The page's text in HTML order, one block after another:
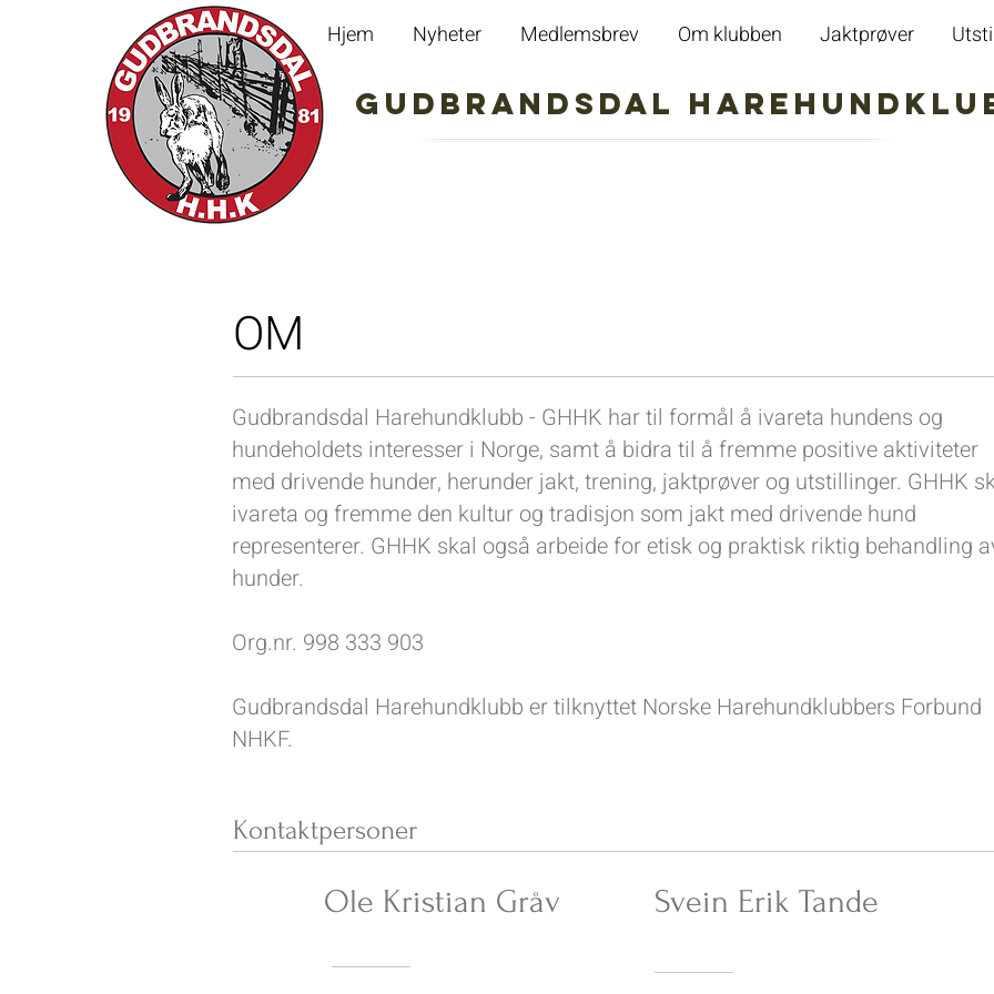
GudbrandsdaL
Hjem Nyheter Medlemsbrev Om klubben Jaktprøver
OM
Gudbrandsdal Harehundklubb - GHHK har til formål å ivareta hundens og
hundeholdets interesser i Norge, samt å bidra til å fremme positive aktiviteter
med drivende hunder, herunder jakt, trening, jaktprøver og utstillinger. GHHK
ivareta og fremme den kultur og tradisjon som jakt med drivende hund
representerer. GHHK skal også arbeide for etisk og praktisk riktig behandling
hunder.
Org.nr. 998 333 903
Gudbrandsdal Harehundklubb er tilknyttet Norske Harehundklubbers Forbund
NHKF.
Kontaktpersoner
Ole Kristian Gråv Svein Erik Tande